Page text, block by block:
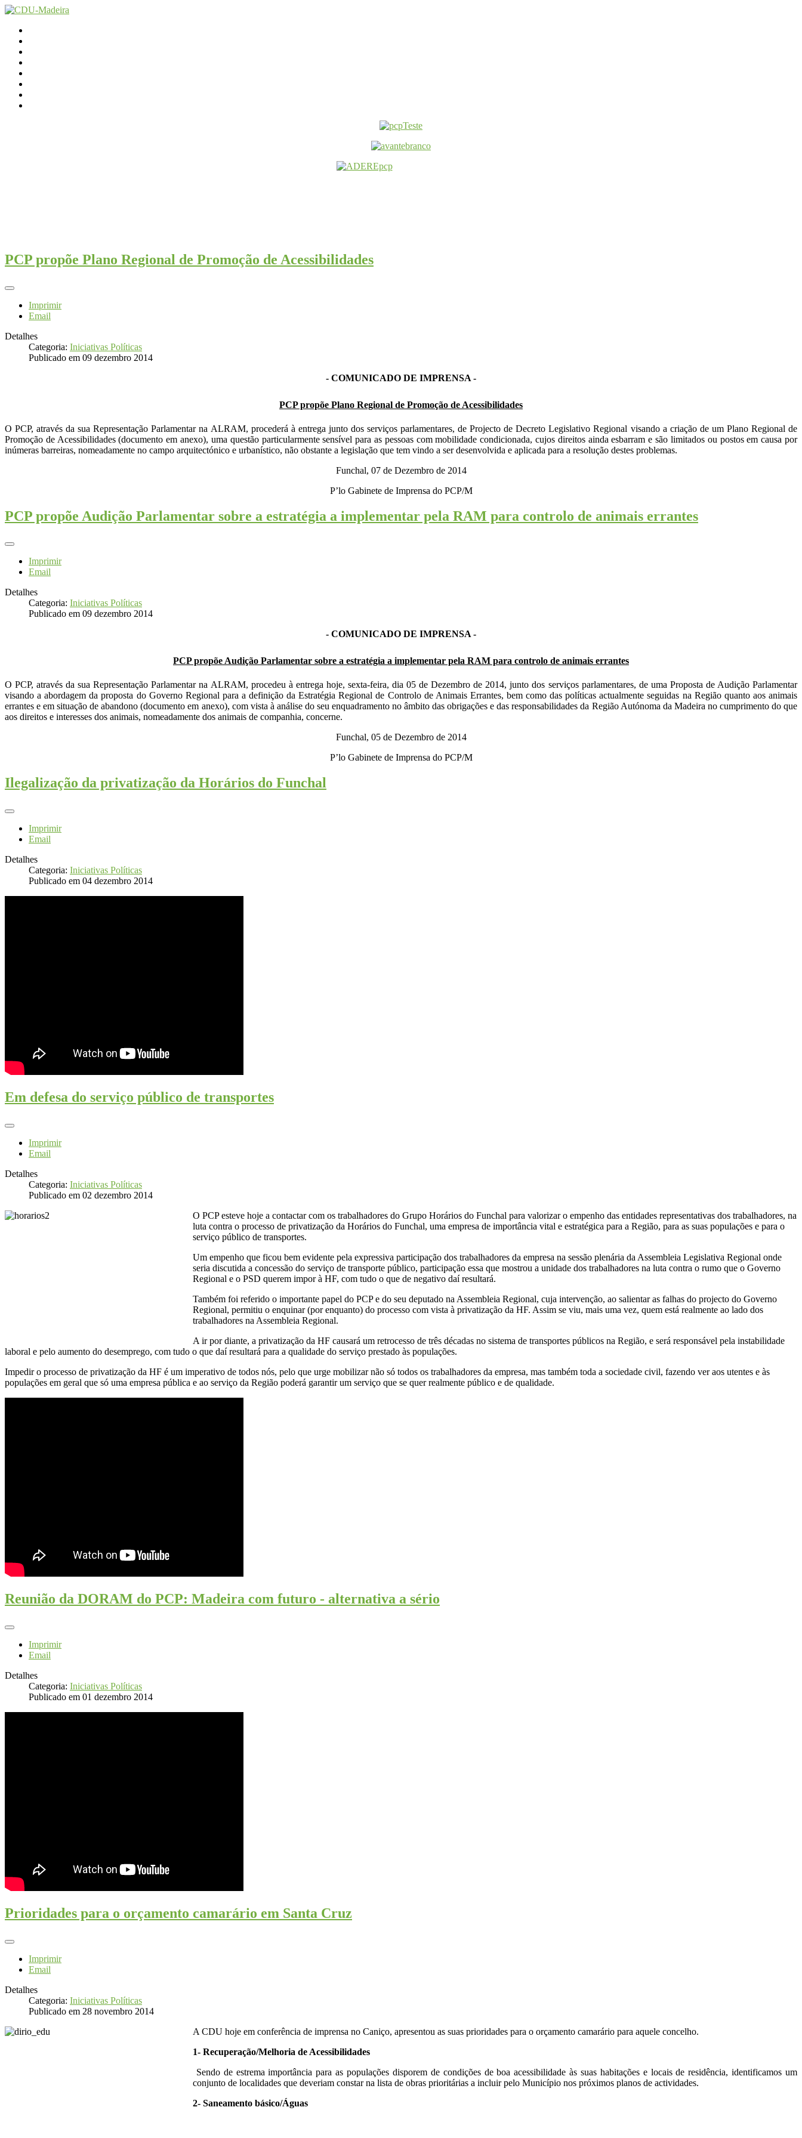
PCP propõe Plano Regional de Promoção de Acessibilidades
Imprimir
Email
Detalhes
Categoria: Iniciativas Políticas
Publicado em 09 dezembro 2014
- COMUNICADO DE IMPRENSA -
PCP propõe Plano Regional de Promoção de Acessibilidades
O PCP, através da sua Representação Parlamentar na ALRAM, procederá à entrega junto dos serviços parlamentares, de Projecto de Decreto Legislativo Regional visando a criação de um Plano Regional de
Promoção de Acessibilidades (documento em anexo), uma questão particularmente sensível para as pessoas com mobilidade condicionada, cujos direitos ainda esbarram e são limitados ou postos em causa por
inúmeras barreiras, nomeadamente no campo arquitectónico e urbanístico, não obstante a legislação que tem vindo a ser desenvolvida e aplicada para a resolução destes problemas.
Funchal, 07 de Dezembro de 2014
P’lo Gabinete de Imprensa do PCP/M
PCP propõe Audição Parlamentar sobre a estratégia a implementar pela RAM para controlo de animais errantes
Imprimir
Email
Detalhes
Categoria: Iniciativas Políticas
Publicado em 09 dezembro 2014
- COMUNICADO DE IMPRENSA -
PCP propõe Audição Parlamentar sobre a estratégia a implementar pela RAM para controlo de animais errantes
O PCP, através da sua Representação Parlamentar na ALRAM, procedeu à entrega hoje, sexta-feira, dia 05 de Dezembro de 2014, junto dos serviços parlamentares, de uma Proposta de Audição Parlamentar
visando a abordagem da proposta do Governo Regional para a definição da Estratégia Regional de Controlo de Animais Errantes, bem como das políticas actualmente seguidas na Região quanto aos animais
errantes e em situação de abandono (documento em anexo), com vista à análise do seu enquadramento no âmbito das obrigações e das responsabilidades da Região Autónoma da Madeira no cumprimento do que
aos direitos e interesses dos animais, nomeadamente dos animais de companhia, concerne.
Funchal, 05 de Dezembro de 2014
P’lo Gabinete de Imprensa do PCP/M
Ilegalização da privatização da Horários do Funchal
Imprimir
Email
Detalhes
Categoria: Iniciativas Políticas
Publicado em 04 dezembro 2014
Em defesa do serviço público de transportes
Imprimir
Email
Detalhes
Categoria: Iniciativas Políticas
Publicado em 02 dezembro 2014
O PCP esteve hoje a contactar com os trabalhadores do Grupo Horários do Funchal para valorizar o empenho das entidades representativas dos trabalhadores, na
luta contra o processo de privatização da Horários do Funchal, uma empresa de importância vital e estratégica para a Região, para as suas populações e para o
serviço público de transportes.
Um empenho que ficou bem evidente pela expressiva participação dos trabalhadores da empresa na sessão plenária da Assembleia Legislativa Regional onde
seria discutida a concessão do serviço de transporte público, participação essa que mostrou a unidade dos trabalhadores na luta contra o rumo que o Governo
Regional e o PSD querem impor à HF, com tudo o que de negativo daí resultará.
Também foi referido o importante papel do PCP e do seu deputado na Assembleia Regional, cuja intervenção, ao salientar as falhas do projecto do Governo
Regional, permitiu o enquinar (por enquanto) do processo com vista à privatização da HF. Assim se viu, mais uma vez, quem está realmente ao lado dos
trabalhadores na Assembleia Regional.
A ir por diante, a privatização da HF causará um retrocesso de três décadas no sistema de transportes públicos na Região, e será responsável pela instabilidade
laboral e pelo aumento do desemprego, com tudo o que daí resultará para a qualidade do serviço prestado às populações.
Impedir o processo de privatização da HF é um imperativo de todos nós, pelo que urge mobilizar não só todos os trabalhadores da empresa, mas também toda a sociedade civil, fazendo ver aos utentes e às
populações em geral que só uma empresa pública e ao serviço da Região poderá garantir um serviço que se quer realmente público e de qualidade.
Reunião da DORAM do PCP: Madeira com futuro - alternativa a sério
Imprimir
Email
Detalhes
Categoria: Iniciativas Políticas
Publicado em 01 dezembro 2014
Prioridades para o orçamento camarário em Santa Cruz
Imprimir
Email
Detalhes
Categoria: Iniciativas Políticas
Publicado em 28 novembro 2014
A CDU hoje em conferência de imprensa no Caniço, apresentou as suas prioridades para o orçamento camarário para aquele concelho.
1- Recuperação/Melhoria de Acessibilidades
Sendo de estrema importância para as populações disporem de condições de boa acessibilidade às suas habitações e locais de residência, identificamos um
conjunto de localidades que deveriam constar na lista de obras prioritárias a incluir pelo Município nos próximos planos de actividades.
2- Saneamento básico/Águas